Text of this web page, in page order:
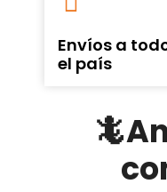
Envíos a
el país